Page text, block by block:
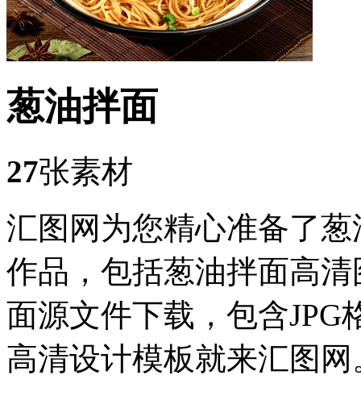
葱油拌面
27张素材
汇图网为您精心准备了
作品，包括葱油拌面高
面源文件下载，包含
高清设计模板就来汇图网